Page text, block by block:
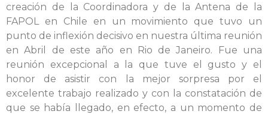
creación de la Coordinadora y de la Antena de la
FAPOL en Chile en un movimiento que tuvo un
punto de inflexión decisivo en nuestra última reunión
en Abril de este año en Rio de Janeiro. Fue una
reunión excepcional a la que tuve el gusto y el
honor de asistir con la mejor sorpresa por el
excelente trabajo realizado y con la constatación de
que se había llegado, en efecto, a un momento de